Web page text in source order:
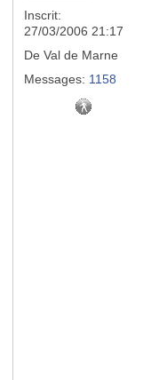
Inscrit:
27/03/2006 21:17
De Val de Marne
Messages: 1158